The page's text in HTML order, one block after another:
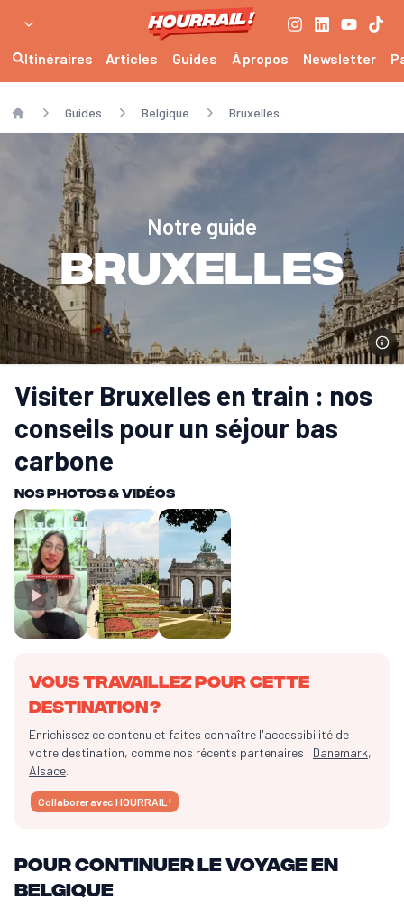
Itinéraires Articles Guides À propos Newsletter
Guides Belgique Bruxelles
Notre guide
Bruxelles
Visiter Bruxelles en train : nos
conseils pour un séjour bas
carbone
Nos Photos & vidéos
Vous travaillez pour cette
destination ?
Enrichissez ce contenu et faites connaître l'accessibilité de
votre destination, comme nos récents partenaires : Danemark,
Alsace.
Collaborer avec HOURRAIL !
Pour continuer le voyage en
Belgique